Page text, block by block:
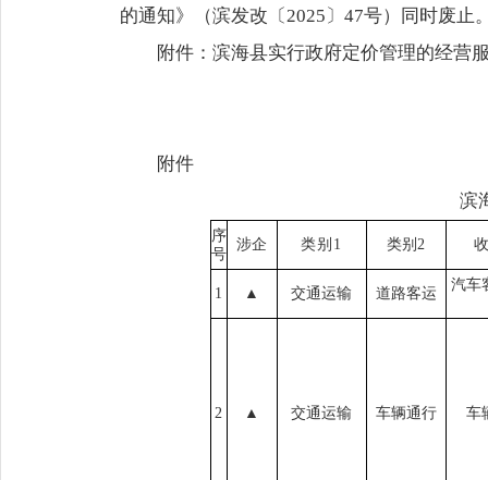
的通知》（滨发改〔2025〕47号）同时废止
附件：滨海县实行政府定价管理的经营
附件
滨
序
号
涉企 类别 1 类别 2
1 ▲ 交通运输 道路客运
汽车
2 ▲ 交通运输 车辆通行 车